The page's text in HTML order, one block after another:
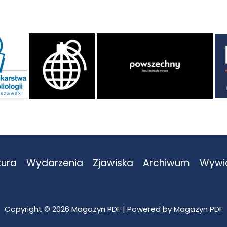
Wydarzenia Zjawiska Archiwum
Copyright © 2026 Magazyn PDF | Powered by Magazyn PDF